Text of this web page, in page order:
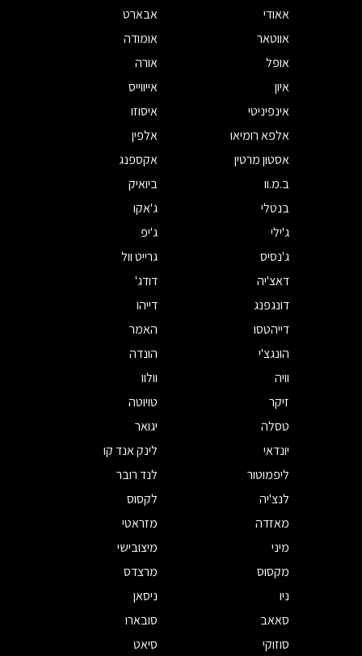
אאודי
אבארט
אווטאר
אומודה
אופל
אורה
איון
אייווייס
אינפיניטי
איסוזו
אלפא רומיאו
אלפין
אסטון מרטין
אקספנג
ב.מ.וו
ביואיק
בנטלי
ג'אקו
ג'ילי
ג'יפ
ג'נסיס
גרייט וול
דאצ'יה
דודג'
דונגפנג
דייהו
דייהטסו
האמר
הונגצ'י
הונדה
וויה
וולוו
זיקר
טויוטה
טסלה
יגואר
יונדאי
לינק אנד קו
ליפמוטור
לנד רובר
לנצ'יה
לקסוס
מאזדה
מזראטי
מיני
מיצובישי
מקסוס
מרצדס
ניו
ניסאן
סאאב
סובארו
סוזוקי
סיאט